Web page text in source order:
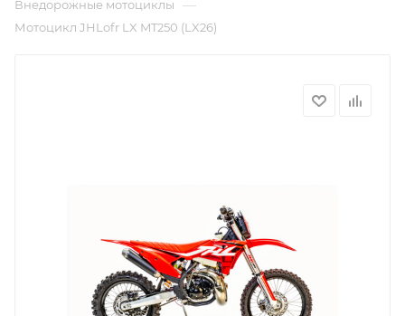
Внедорожные мотоциклы —
Мотоцикл JHLofr LX MT250 (LX26)